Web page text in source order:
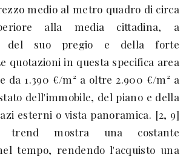
medio al metro quadro di circa
alla media cittadina, a
del suo pregio e della forte
quotazioni in questa specifica area
da 1.390 €/m² a oltre 2.900 €/m² a
dell'immobile, del piano e della
esterni o vista panoramica. [2, 9]
trend mostra una costante
tempo, rendendo l'acquisto una